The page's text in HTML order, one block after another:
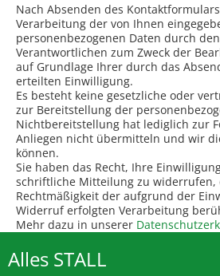
Nach Absenden des
Verarbeitung der von Ihnen
personenbezogenen Daten durch
Verantwortlichen zum Zweck der
auf Grundlage Ihrer durch das
erteilten Einwilligung.
Es besteht keine gesetzliche oder
zur Bereitstellung der
Nichtbereitstellung hat lediglich zur
Anliegen nicht übermitteln und wir
können.
Sie haben das Recht, Ihre
schriftliche Mitteilung zu widerrufen,
Rechtmäßigkeit der aufgrund der
Widerruf erfolgten Verarbeitung
Mehr dazu in unserer
Alles STALL